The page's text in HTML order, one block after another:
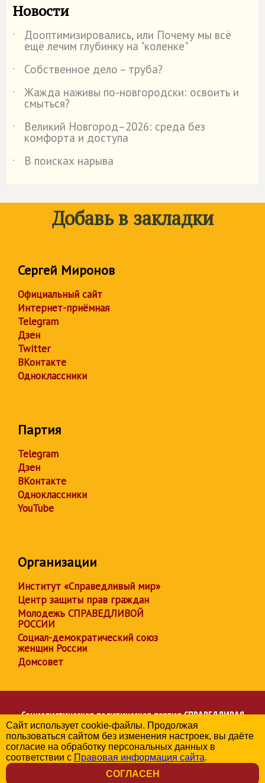
Новости
˙ Дооптимизировались, или Почему мы всё
ещё лечим глубинку на "коленке"
˙
Собственное дело – труба?
˙
Жажда наживы по-новгородски: освоить и
смыться?
˙
Великий Новгород–2026: среда без
комфорта и доступа
˙
В поисках нарыва
Добавь в закладки
Сергей Миронов
Официальный сайт
Интернет-приёмная
Telegram
Дзен
Twitter
ВКонтакте
Одноклассники
Партия
Telegram
Дзен
ВКонтакте
Одноклассники
YouTube
Организации
Институт «Справедливый мир»
Центр защиты прав граждан
Молодежь СПРАВЕДЛИВОЙ
РОССИИ
Социал-демократический союз
женщин России
Домсовет
Социалистическая политическая партияСПРАВЕДЛИВАЯ
РОССИЯ
Региональное отделение партии в Новгородской области
© 2006-2026
Политика в отношении обработки персональных данных
Сайт использует cookie-файлы. Продолжая
пользоваться сайтом без изменения настроек, вы даёте
согласие на обработку персональных данных в
соответствии с Правовая информация сайта.
СОГЛАСЕН